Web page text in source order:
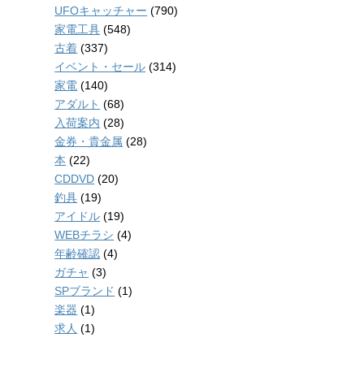
UFOキャッチャー (790)
家電工具 (548)
古着 (337)
イベント・セール (314)
家電 (140)
アダルト (68)
入荷案内 (28)
金券・貴金属 (28)
本 (22)
CDDVD (20)
釣具 (19)
アイドル (19)
WEBチラシ (4)
年齢確認 (4)
ガチャ (3)
SPブランド (1)
楽器 (1)
求人 (1)